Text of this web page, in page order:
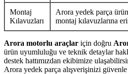
Montaj
Kılavuzları
Arora yedek parça
montaj kılavuzlarına
Arora motorlu araçlar için doğru
ürün uyumluluğu ve teknik detaylar
destek hattımızdan ekibimize
Arora yedek parça alışverişinizi